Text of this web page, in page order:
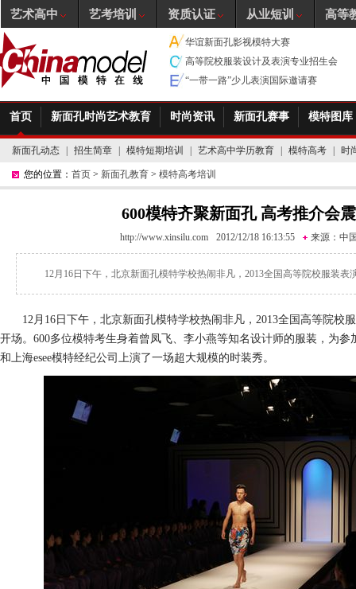
华谊新面孔影视模特大赛
高等院校服装设计及表演专业招生会
“一带一路”少儿表演国际邀请赛
首页 新面孔时尚艺术教育 时尚资讯 新面孔赛事 模特图库
新面孔动态 招生简章 模特短期培训 艺术高中学历教育 模特高考 时
您的位置： 首页 > 新面孔教育 > 模特高考培训
600模特齐聚新面孔 高考推介会
http://www.xinsilu.com 2012/12/18 16:13:55 来源： 中
12月16日下午，北京新面孔模特学校热闹非凡，2013全国高等院校服装
12月16日下午，北京新面孔模特学校热闹非凡，2013全国高等院校
开场。600多位模特考生身着曾凤飞、李小燕等知名设计师的服装，为
和上海esee模特经纪公司上演了一场超大规模的时装秀。
艺术高中 艺考培训 资质认证 从业短训 高等